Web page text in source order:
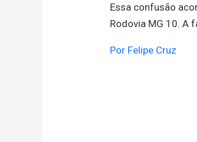
Essa confusão
Rodovia MG 10. A
Por Felipe Cruz